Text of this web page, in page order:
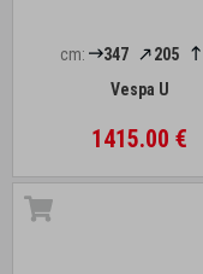
cm: 347 205
Vespa U
1415.00 €